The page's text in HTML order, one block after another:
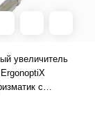
увеличитель
с